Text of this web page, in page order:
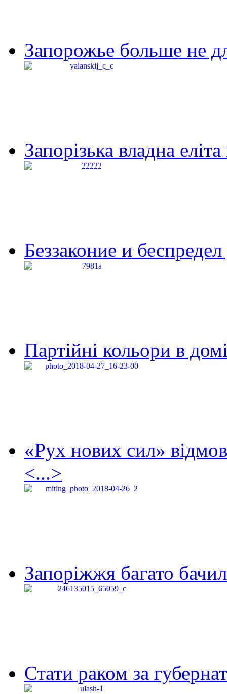
Запорожье больше не
Запорізька владна
Беззаконие и
Партійні кольори в
«Рух нових сил»
<...>
Запоріжжя багато
Стати раком за